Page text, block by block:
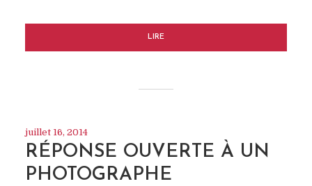
LIRE
juillet 16, 2014
RÉPONSE OUVERTE À UN
PHOTOGRAPHE